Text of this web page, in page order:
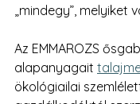
„mindegy”, melyiket
Az EMMAROZS
alapanyagait
ökológiailai